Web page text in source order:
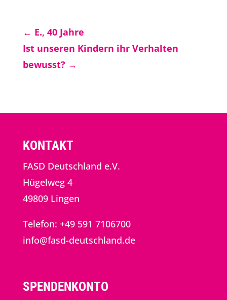
← E., 40 Jahre
Ist unseren Kindern ihr Verhalten
bewusst?→
KONTAKT
FASD Deutschland e.V.
Hügelweg 4
49809 Lingen
Telefon: +49 591 7106700
info@fasd-deutschland.de
SPENDENKONTO